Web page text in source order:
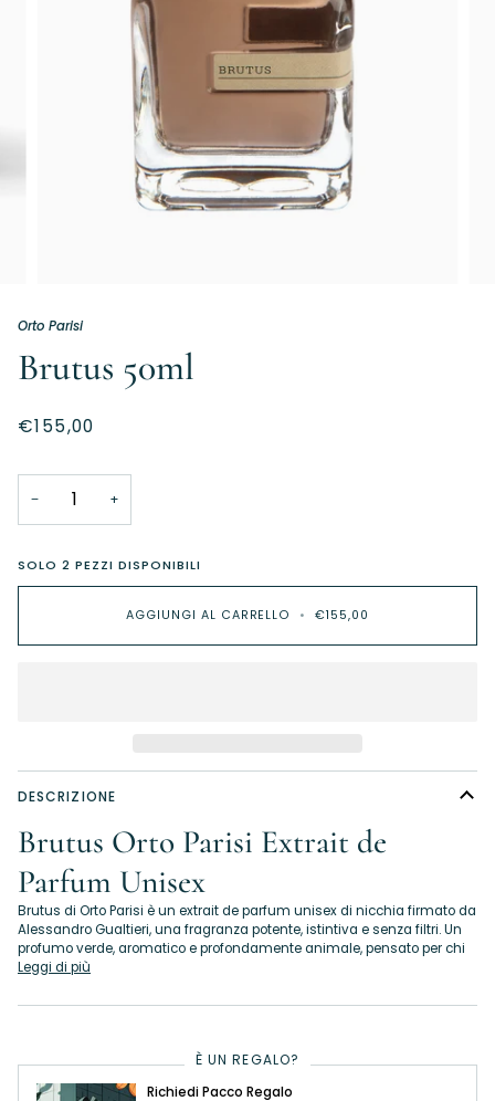
Orto Parisi
Brutus 50ml
€155,00
− +
SOLO2 PEZZI DISPONIBILI
AGGIUNGI AL CARRELLO • €155,00
DESCRIZIONE
Brutus Orto Parisi Extrait de
Parfum Unisex
Brutus di Orto Parisi è un extrait de parfum unisex di nicchia firmato da
Alessandro Gualtieri, una fragranza potente, istintiva e senza filtri. Un
profumo verde, aromatico e profondamente animale, pensato per chi
Leggi di più
È UN REGALO?
Richiedi Pacco Regalo